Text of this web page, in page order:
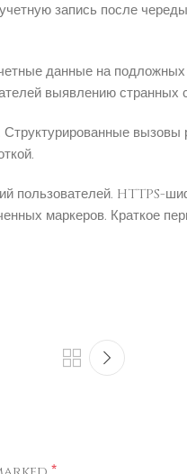
запись после
данные на
выявлению странных
пользователей.
маркеров. Краткое